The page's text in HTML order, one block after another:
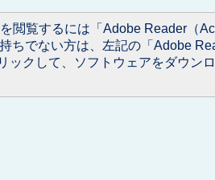
閲覧するには「Adobe Reader（
ちでない方は、左記の「Adobe
ックして、ソフトウェアをダウン